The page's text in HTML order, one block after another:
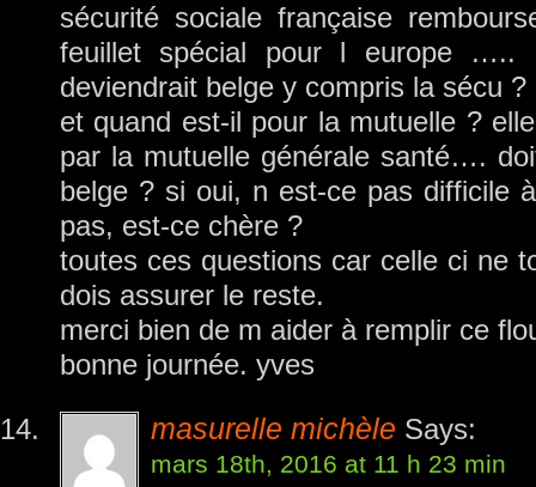
sécurité sociale française
feuillet spécial pour l europe
deviendrait belge y compris la sécu ?
et quand est-il pour la mutuelle ?
par la mutuelle générale santé….
belge ? si oui, n est-ce pas difficile
pas, est-ce chère ?
toutes ces questions car celle ci ne
dois assurer le reste.
merci bien de m aider à remplir ce
bonne journée. yves
masurelle michèle Says:
mars 18th, 2016 at 11 h 23 min